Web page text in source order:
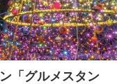
「グルメスタン